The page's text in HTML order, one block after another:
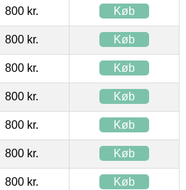
800 kr. Køb
800 kr. Køb
800 kr. Køb
800 kr. Køb
800 kr. Køb
800 kr. Køb
800 kr. Køb